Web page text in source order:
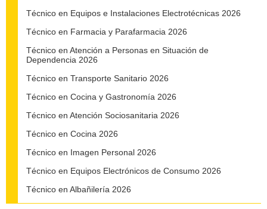
Técnico en Equipos e Instalaciones Electrotécnicas 2026
Técnico en Farmacia y Parafarmacia 2026
Técnico en Atención a Personas en Situación de
Dependencia 2026
Técnico en Transporte Sanitario 2026
Técnico en Cocina y Gastronomía 2026
Técnico en Atención Sociosanitaria 2026
Técnico en Cocina 2026
Técnico en Imagen Personal 2026
Técnico en Equipos Electrónicos de Consumo 2026
Técnico en Albañilería 2026